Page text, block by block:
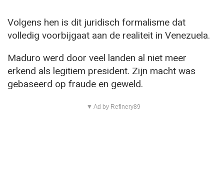
Volgens hen is dit juridisch formalisme dat
volledig voorbijgaat aan de realiteit in Venezuela.
Maduro werd door veel landen al niet meer
erkend als legitiem president. Zijn macht was
gebaseerd op fraude en geweld.
▼ Ad by Refinery89